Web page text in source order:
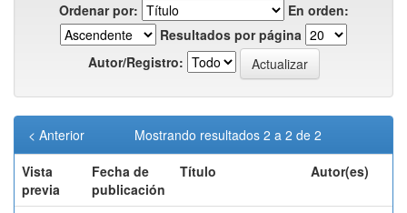
Ordenar por:
En orden:
Resultados por página
Autor/Registro:
Mostrando resultados 2 a 2 de 2
< Anterior
Vista
previa
Fecha de
publicación
Título Autor(es)